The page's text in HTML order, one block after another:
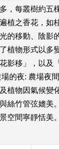
，每叢樹約五
植之香花，如
的移動、陰影
植物形式以多
影移」，以及
的夜: 農場夜
植物因氣候變
絲竹管弦媲美
空間寧靜恬美。